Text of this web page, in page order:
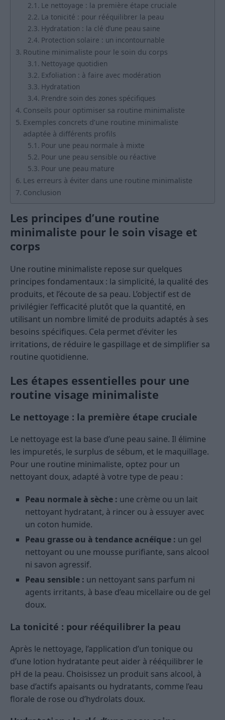
Le nettoyage : la première étape cruciale
La tonicité : pour rééquilibrer la peau
Hydratation : la clé d’une peau saine
Protection solaire : un incontournable
Routine minimaliste pour le soin du corps
Nettoyage quotidien
Exfoliation : à faire avec modération
Hydratation
Prendre soin des zones spécifiques
Conseils pour optimiser sa routine minimaliste
Exemples concrets d’une routine minimaliste
adaptée à différents profils
Pour une peau normale à mixte
Pour une peau sensible ou réactive
Pour une peau mature
Les erreurs à éviter dans une routine minimaliste
Conclusion
Les principes d’une routine
minimaliste pour le soin visage et
corps
Une routine minimaliste repose sur quelques
principes fondamentaux : la simplicité, la qualité des
produits, et l’écoute de sa peau. L’objectif est de
privilégier l’efficacité plutôt que la quantité, en
utilisant un nombre limité de produits adaptés à ses
besoins spécifiques. Cela permet d’éviter les
irritations, de réduire le gaspillage et de simplifier sa
routine quotidienne.
Les étapes essentielles pour une
routine visage minimaliste
Le nettoyage : la première étape cruciale
Le nettoyage est la base d’une peau saine. Il élimine
les impuretés, le surplus de sébum, et le maquillage.
Pour une routine minimaliste, optez pour un
nettoyant doux, adapté à votre type de peau :
Peau normale à sèche : une crème ou un lait
nettoyant hydratant, à rincer ou à essuyer avec
un coton humide.
Peau grasse ou à tendance acnéïque : un gel
nettoyant ou une mousse purifiante, sans alcool
ni savon agressif.
Peau sensible : un nettoyant sans parfum ni
agents irritants, à base d’eau micellaire ou de gel
doux.
La tonicité : pour rééquilibrer la peau
Après le nettoyage, l’application d’un tonique ou
d’une lotion hydratante peut aider à rééquilibrer le
pH de la peau. Choisissez un produit sans alcool, à
base d’actifs apaisants ou hydratants, comme l’eau
florale de rose ou d’hydrolats doux.